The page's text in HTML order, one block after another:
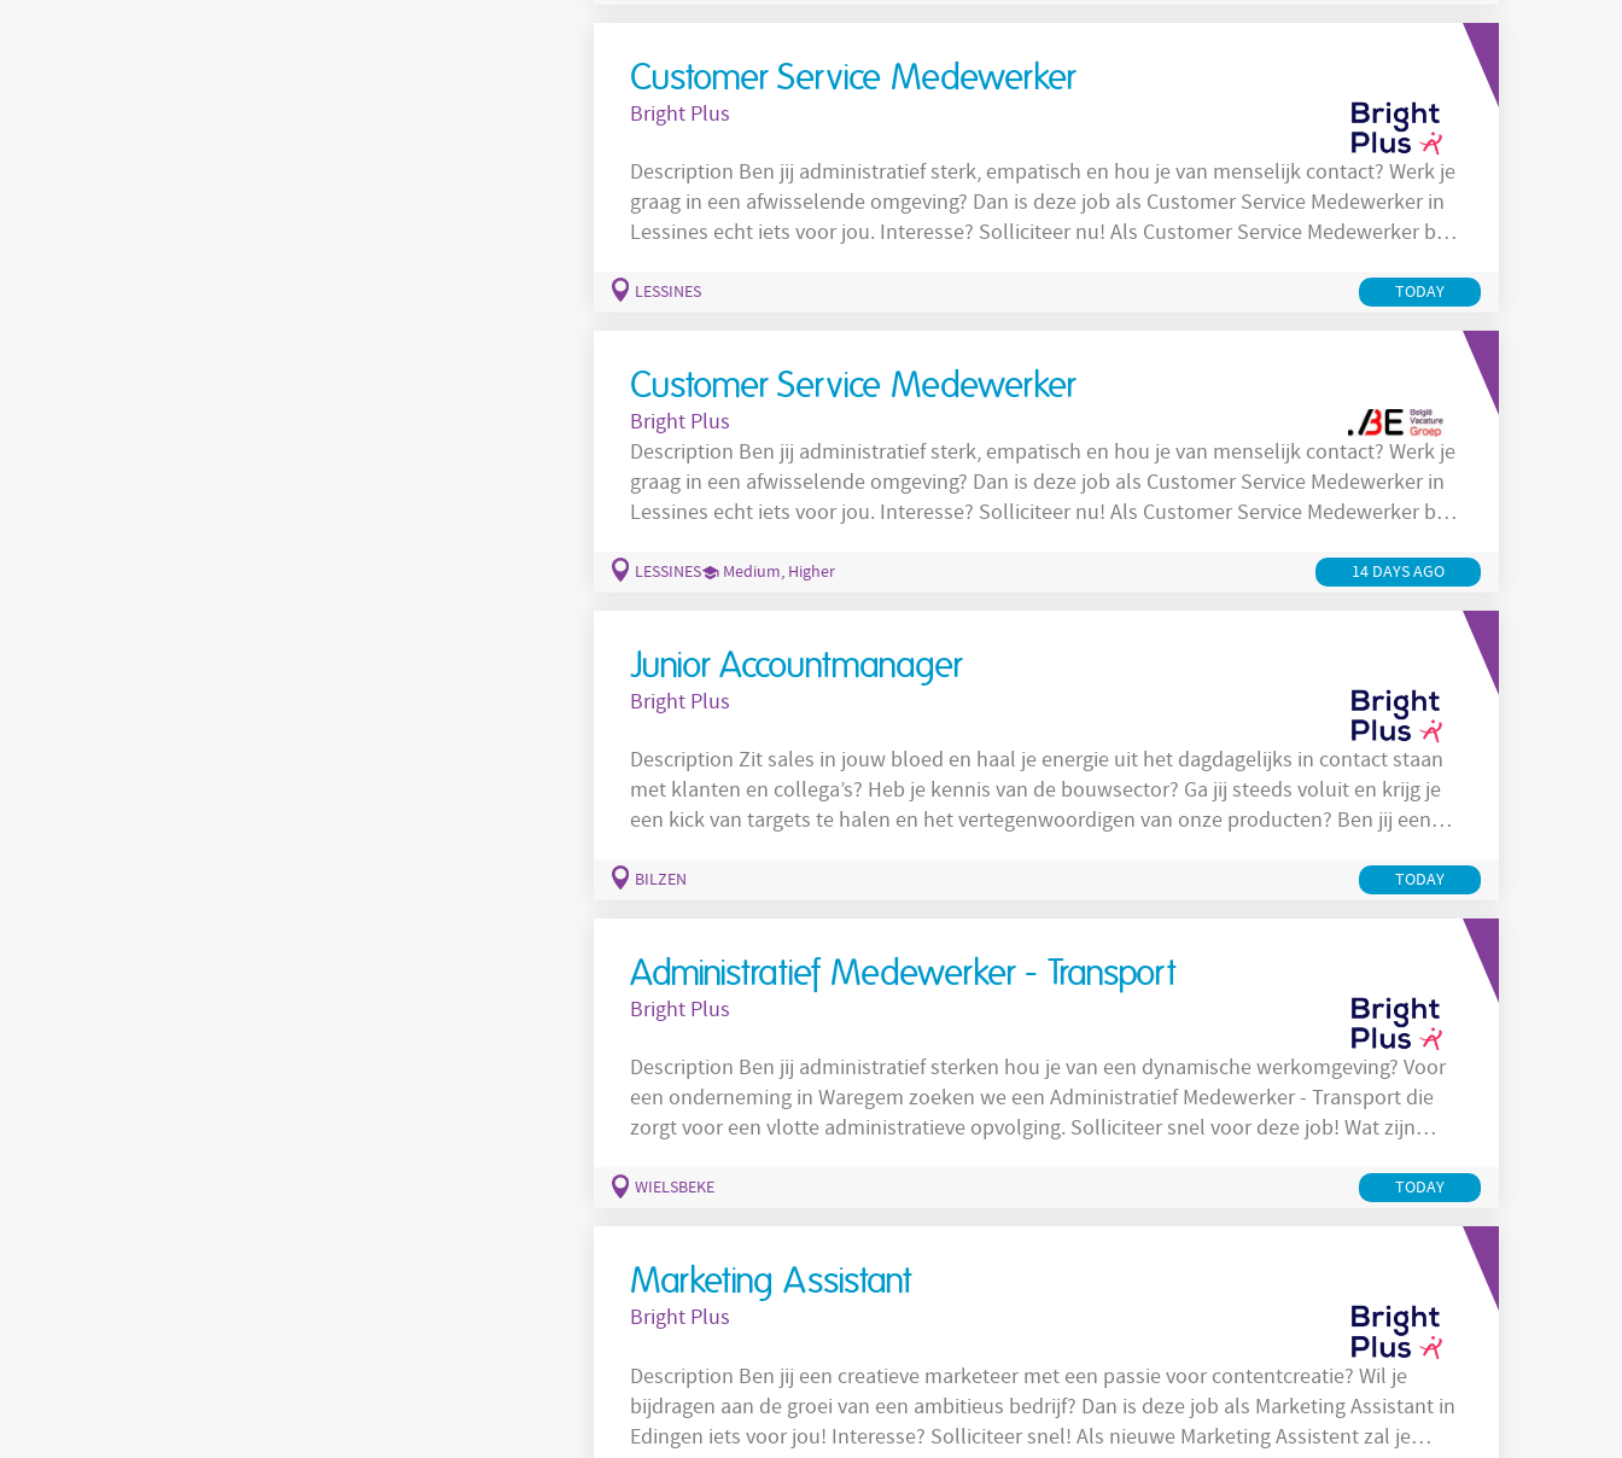
Customer Service Medewerker
Bright Plus
Description Ben jij administratief sterk, empatisch en hou je van menselijk contact? Werk je
graag in een afwisselende omgeving? Dan is deze job als Customer Service Medewerker in
Lessines echt iets voor jou. Interesse? Solliciteer nu! Als Customer Service Medewerker ben
Beantwoorden van telefonische en schriftelijke vragen van patiënten, klanten en
LESSINES TODAY
Customer Service Medewerker
Bright Plus
Description Ben jij administratief sterk, empatisch en hou je van menselijk contact? Werk je
graag in een afwisselende omgeving? Dan is deze job als Customer Service Medewerker in
Lessines echt iets voor jou. Interesse? Solliciteer nu! Als Customer Service Medewerker ben
Beantwoorden van telefonische en schriftelijke vragen van patiënten, klanten en
LESSINES Medium, Higher 14 DAYS AGO
Junior Accountmanager
Bright Plus
Description Zit sales in jouw bloed en haal je energie uit het dagdagelijks in contact staan
met klanten en collega’s? Heb je kennis van de bouwsector? Ga jij steeds voluit en krijg je
een kick van targets te halen en het vertegenwoordigen van onze producten? Ben jij een
BILZEN TODAY
Administratief Medewerker - Transport
Bright Plus
Description Ben jij administratief sterken hou je van een dynamische werkomgeving? Voor
een onderneming in Waregem zoeken we een Administratief Medewerker - Transport die
zorgt voor een vlotte administratieve opvolging. Solliciteer snel voor deze job! Wat zijn
verzorgt de volledige administratieve verwerking van transportdocumenten Je bent het
WIELSBEKE TODAY
Marketing Assistant
Bright Plus
Description Ben jij een creatieve marketeer met een passie voor contentcreatie? Wil je
bijdragen aan de groei van een ambitieus bedrijf? Dan is deze job als Marketing Assistant in
Edingen iets voor jou! Interesse? Solliciteer snel! Als nieuwe Marketing Assistent zal je